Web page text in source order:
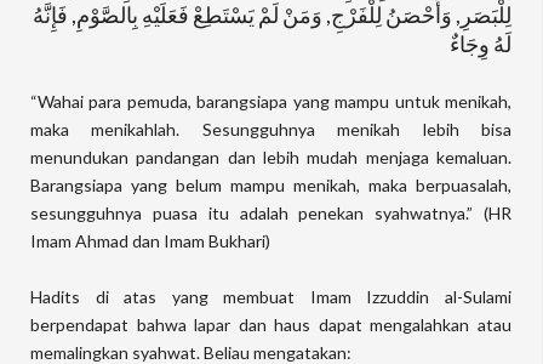
لِلْبَصَرِ, وَأَحْصَنُ لِلْفَرْجِ, وَمَنْ لَمْ يَسْتَطِعْ فَعَلَيْهِ بِالصَّوْمِ, فَإِنَّهُ
لَهُ وِجَاءٌ
“Wahai para pemuda, barangsiapa yang mampu untuk menikah,
maka menikahlah. Sesungguhnya menikah lebih bisa
menundukan pandangan dan lebih mudah menjaga kemaluan.
Barangsiapa yang belum mampu menikah, maka berpuasalah,
sesungguhnya puasa itu adalah penekan syahwatnya.” (HR
Imam Ahmad dan Imam Bukhari)
Hadits di atas yang membuat Imam Izzuddin al-Sulami
berpendapat bahwa lapar dan haus dapat mengalahkan atau
memalingkan syahwat. Beliau mengatakan: